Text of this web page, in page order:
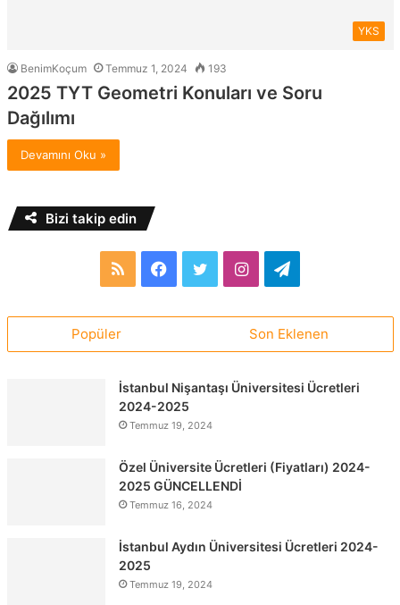
YKS
BenimKoçum Temmuz 1, 2024 193
2025 TYT Geometri Konuları ve Soru
Dağılımı
Devamını Oku »
Bizi takip edin
RSS Facebook
TwitterInstagramTelegram
Popüler Son Eklenen
İstanbul Nişantaşı Üniversitesi Ücretleri
2024-2025
Temmuz 19, 2024
Özel Üniversite Ücretleri (Fiyatları) 2024-
2025 GÜNCELLENDİ
Temmuz 16, 2024
İstanbul Aydın Üniversitesi Ücretleri 2024-
2025
Temmuz 19, 2024